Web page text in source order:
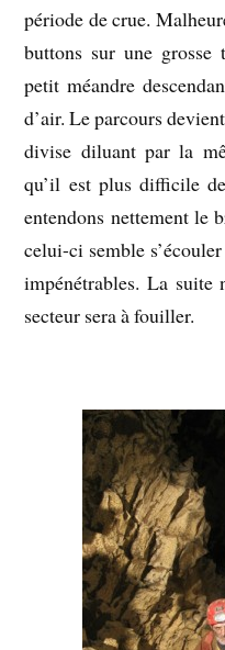
période de crue.
buttons sur une grosse
petit méandre
d’air. Le parcours
divise diluant par la
qu’il est plus difficile
entendons nettement le
celui-ci semble
impénétrables. La suite
secteur sera à fouiller.